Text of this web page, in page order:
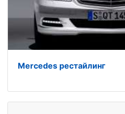
Mercedes рестайлинг